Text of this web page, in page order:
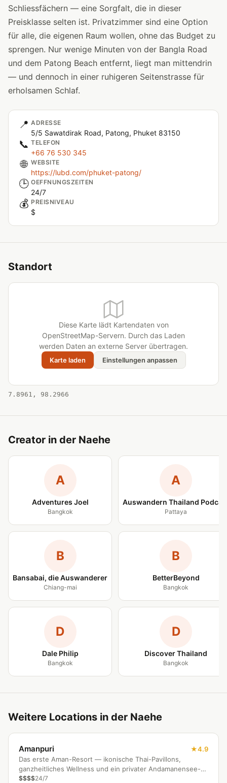
Schliessfächern — eine Sorgfalt, die in dieser
Preisklasse selten ist. Privatzimmer sind eine Option
für alle, die eigenen Raum wollen, ohne das Budget zu
sprengen. Nur wenige Minuten von der Bangla Road
und dem Patong Beach entfernt, liegt man mittendrin
— und dennoch in einer ruhigeren Seitenstrasse für
erholsamen Schlaf.
📍 ADRESSE
5/5 Sawatdirak Road, Patong, Phuket 83150
📞 TELEFON
+66 76 530 345
🌐 WEBSITE
https://lubd.com/phuket-patong/
🕒 OEFFNUNGSZEITEN
24/7
💰 PREISNIVEAU
$
Standort
Diese Karte lädt Kartendaten von
OpenStreetMap-Servern. Durch das Laden
werden Daten an externe Server übertragen.
Karte laden Einstellungen anpassen
7.8961, 98.2966
Creator in der Naehe
A
Adventures Joel
Bangkok
A
Auswandern Thailand
Pattaya
B
Bansabai, die Auswanderer
Chiang-mai
B
BetterBeyond
Bangkok
D
Dale Philip
Bangkok
D
Discover Thailand
Bangkok
Weitere Locations in der Naehe
Amanpuri
4.9
Das erste Aman-Resort — ikonische Thai-Pavillons,
ganzheitliches Wellness und ein privater Andamanensee-
Strand.
$$$$24/7